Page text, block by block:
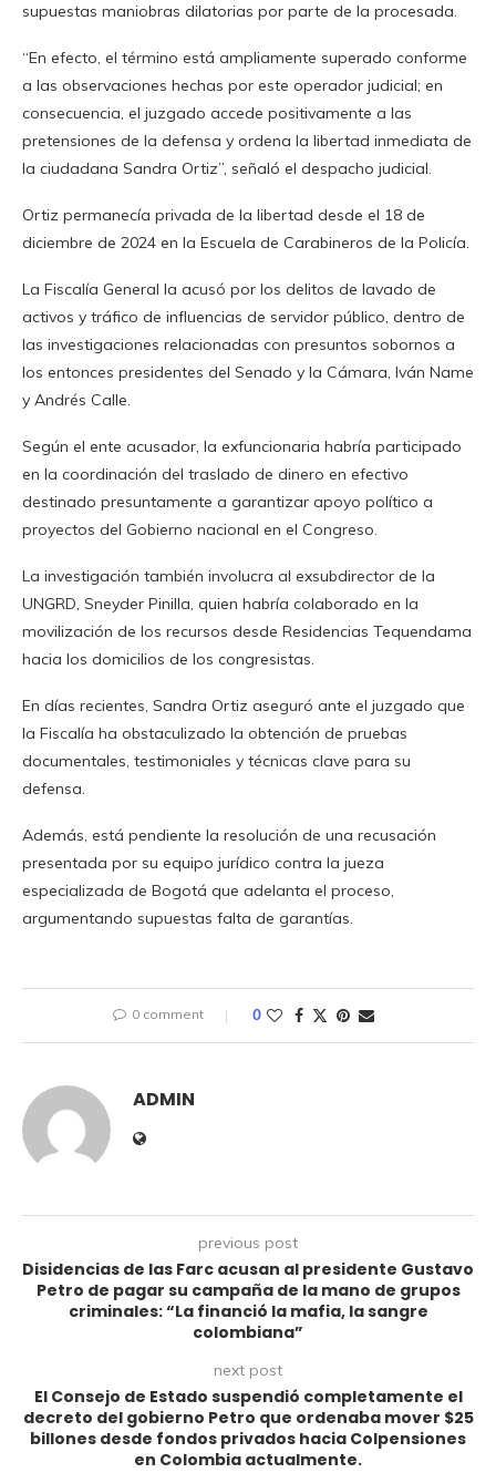
supuestas maniobras dilatorias por parte de la procesada.
“En efecto, el término está ampliamente superado conforme
a las observaciones hechas por este operador judicial; en
consecuencia, el juzgado accede positivamente a las
pretensiones de la defensa y ordena la libertad inmediata de
la ciudadana Sandra Ortiz”, señaló el despacho judicial.
Ortiz permanecía privada de la libertad desde el 18 de
diciembre de 2024 en la Escuela de Carabineros de la Policía.
La Fiscalía General la acusó por los delitos de lavado de
activos y tráfico de influencias de servidor público, dentro de
las investigaciones relacionadas con presuntos sobornos a
los entonces presidentes del Senado y la Cámara, Iván Name
y Andrés Calle.
Según el ente acusador, la exfuncionaria habría participado
en la coordinación del traslado de dinero en efectivo
destinado presuntamente a garantizar apoyo político a
proyectos del Gobierno nacional en el Congreso.
La investigación también involucra al exsubdirector de la
UNGRD, Sneyder Pinilla, quien habría colaborado en la
movilización de los recursos desde Residencias Tequendama
hacia los domicilios de los congresistas.
En días recientes, Sandra Ortiz aseguró ante el juzgado que
la Fiscalía ha obstaculizado la obtención de pruebas
documentales, testimoniales y técnicas clave para su
defensa.
Además, está pendiente la resolución de una recusación
presentada por su equipo jurídico contra la jueza
especializada de Bogotá que adelanta el proceso,
argumentando supuestas falta de garantías.
0 comment 0
ADMIN
previous post
Disidencias de las Farc acusan al presidente Gustavo
Petro de pagar su campaña de la mano de grupos
criminales: “La financió la mafia, la sangre
colombiana”
next post
El Consejo de Estado suspendió completamente el
decreto del gobierno Petro que ordenaba mover $25
billones desde fondos privados hacia Colpensiones
en Colombia actualmente.